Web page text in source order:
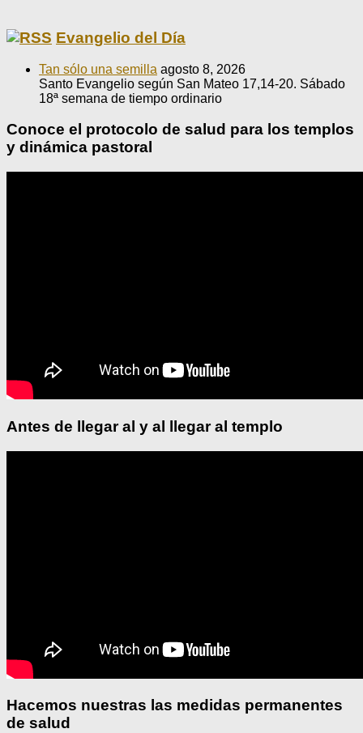
Evangelio del Día
Tan sólo una semilla agosto 8, 2026
Santo Evangelio según San Mateo 17,14-20. Sábado
18ª semana de tiempo ordinario
Conoce el protocolo de salud para los templos
y dinámica pastoral
Antes de llegar al y al llegar al templo
Hacemos nuestras las medidas permanentes
de salud